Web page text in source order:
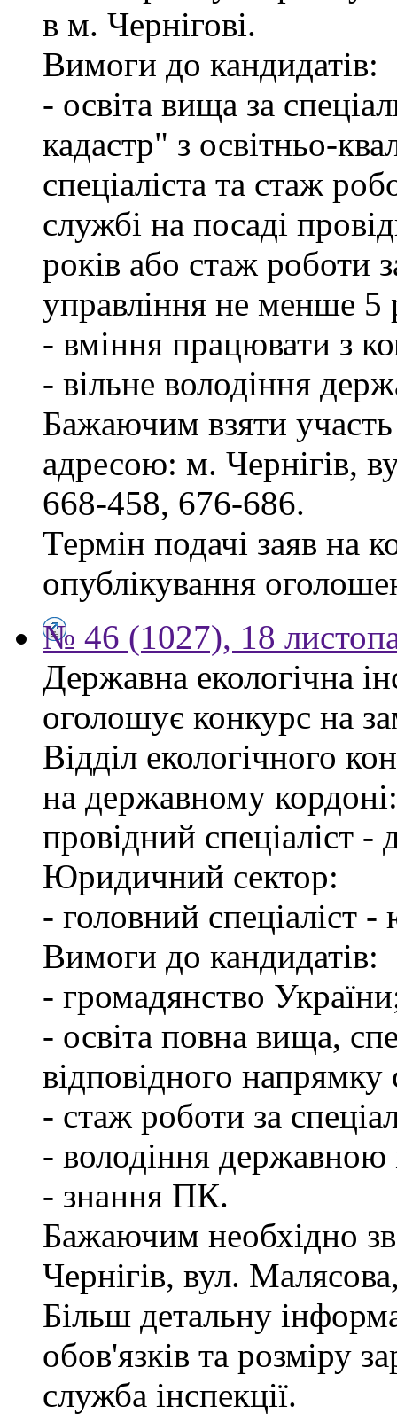
в м. Чернігові.
Вимоги до кандидатів:
- освіта вища за
кадастр" з освітньо-
спеціаліста та стаж
службі на посаді
років або стаж роботи
управління не менше 5
- вміння працювати з
- вільне володіння
Бажаючим взяти участь
адресою: м. Чернігів,
668-458, 676-686.
Термін подачі заяв на
опублікування
№ 46 (1027), 18
Державна екологічна
оголошує конкурс на
Відділ екологічного
на державному кордоні:
провідний спеціаліст
Юридичний сектор:
- головний спеціаліст
Вимоги до кандидатів:
- громадянство
- освіта повна вища,
відповідного
- стаж роботи за
- володіння
- знання ПК.
Бажаючим необхідно
Чернігів, вул.
Більш детальну
обов'язків та розміру
служба інспекції.